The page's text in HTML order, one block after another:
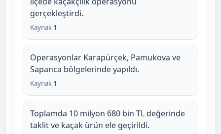
gerçekleştirdi.
Kaynak 1
Operasyonlar Karapürçek, Pamukova ve
Sapanca bölgelerinde yapıldı.
Kaynak 1
Toplamda 10 milyon 680 bin TL değerinde
taklit ve kaçak ürün ele geçirildi.